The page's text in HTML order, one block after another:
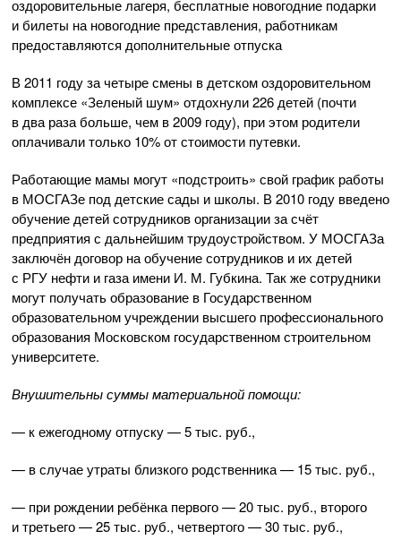
оздоровительные лагеря, бесплатные новогодние подарки
и билеты на новогодние представления, работникам
предоставляются дополнительные отпуска
В 2011 году за четыре смены в детском оздоровительном
комплексе «Зеленый шум» отдохнули 226 детей (почти
в два раза больше, чем в 2009 году), при этом родители
оплачивали только 10% от стоимости путевки.
Работающие мамы могут «подстроить» свой график работы
в МОСГАЗе под детские сады и школы. В 2010 году введено
обучение детей сотрудников организации за счёт
предприятия с дальнейшим трудоустройством. У МОСГАЗа
заключён договор на обучение сотрудников и их детей
с РГУ нефти и газа имени И. М. Губкина. Так же сотрудники
могут получать образование в Государственном
образовательном учреждении высшего профессионального
образования Московском государственном строительном
университете.
Внушительны суммы материальной помощи:
— к ежегодному отпуску — 5 тыс. руб.,
— в случае утраты близкого родственника — 15 тыс. руб.,
— при рождении ребёнка первого — 20 тыс. руб., второго
и третьего — 25 тыс. руб., четвертого — 30 тыс. руб.,